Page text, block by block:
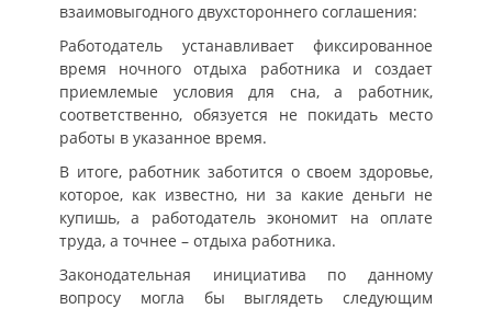
взаимовыгодного двухстороннего соглашения:
Работодатель устанавливает фиксированное
время ночного отдыха работника и создает
приемлемые условия для сна, а работник,
соответственно, обязуется не покидать место
работы в указанное время.
В итоге, работник заботится о своем здоровье,
которое, как известно, ни за какие деньги не
купишь, а работодатель экономит на оплате
труда, а точнее – отдыха работника.
Законодательная инициатива по данному
вопросу могла бы выглядеть следующим